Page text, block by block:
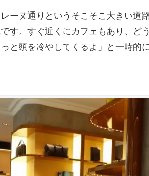
ーヌ通りというそこそこ大きい道
す。すぐ近くにカフェもあり、ど
と頭を冷やしてくるよ」と一時的